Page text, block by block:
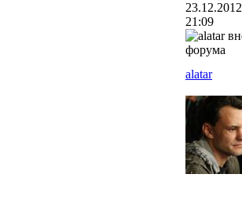
23.12.2012
21:09
alatar